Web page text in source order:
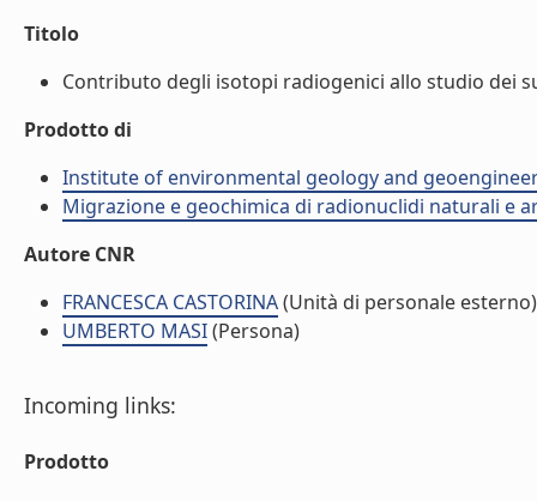
Titolo
Contributo degli isotopi radiogenici allo studio dei
Prodotto di
Institute of environmental geology and
Migrazione e geochimica di radionuclidi naturali e
Autore CNR
FRANCESCA CASTORINA(Unità di personale esterno)
UMBERTO MASI(Persona)
Incoming links:
Prodotto